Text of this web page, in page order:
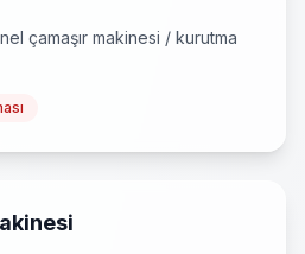
çamaşır makinesi / kurutma